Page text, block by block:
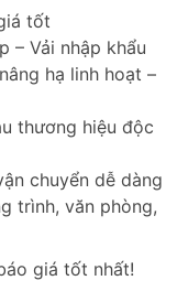
tốt
– Vải nhập khẩu
hạ linh hoạt –
thương hiệu độc
chuyển dễ dàng
trình, văn phòng,
giá tốt nhất!